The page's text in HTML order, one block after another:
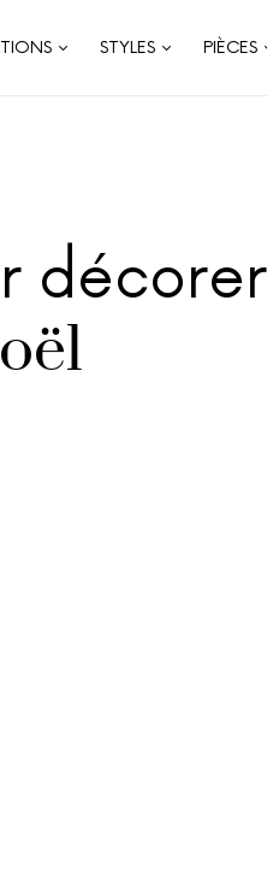
STYLES PIÈCES